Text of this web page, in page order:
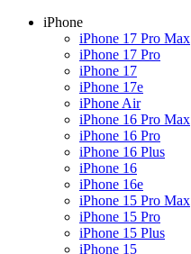
iPhone
iPhone 17 Pro Max
iPhone 17 Pro
iPhone 17
iPhone 17e
iPhone Air
iPhone 16 Pro Max
iPhone 16 Pro
iPhone 16 Plus
iPhone 16
iPhone 16e
iPhone 15 Pro Max
iPhone 15 Pro
iPhone 15 Plus
iPhone 15